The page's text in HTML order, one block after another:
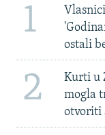
1
ostali
2
Kurti u
mogla
otvoriti